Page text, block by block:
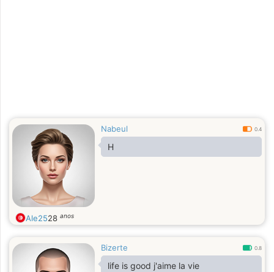
Nabeul 0.4
H
Ale2528 anos
Bizerte 0.8
life is good j'aime la vie